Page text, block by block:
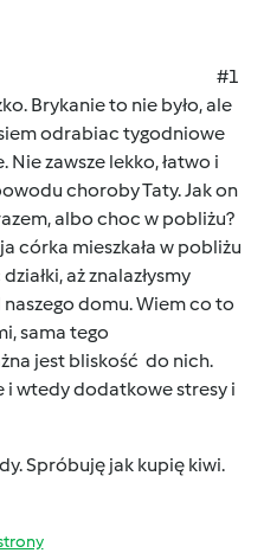
#1
Brykanie to nie było, ale
odrabiac tygodniowe
Nie zawsze lekko, łatwo i
choroby Taty. Jak on
albo choc w pobliżu?
córka mieszkała w pobliżu
aż znalazłysmy
domu. Wiem co to
sama tego
jest bliskość do nich.
i wtedy dodatkowe stresy i
Spróbuję jak kupię kiwi.